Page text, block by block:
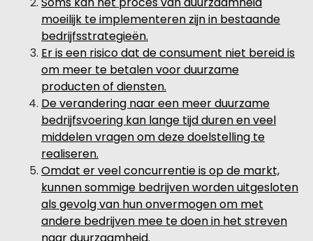
moeilijk te implementeren zijn in bestaande
bedrijfsstrategieën.
Er is een risico dat de consument niet bereid is
om meer te betalen voor duurzame
producten of diensten.
De verandering naar een meer duurzame
bedrijfsvoering kan lange tijd duren en veel
middelen vragen om deze doelstelling te
realiseren.
Omdat er veel concurrentie is op de markt,
kunnen sommige bedrijven worden uitgesloten
als gevolg van hun onvermogen om met
andere bedrijven mee te doen in het streven